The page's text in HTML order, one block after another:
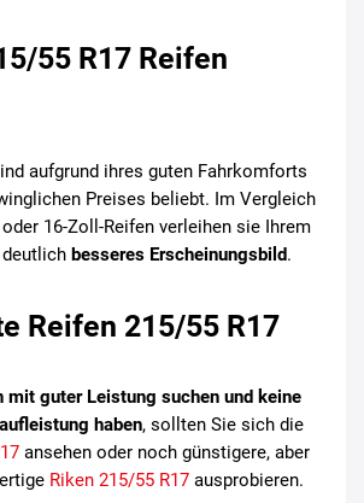
55 R17 Reifen
aufgrund ihres guten Fahrkomforts
Preises beliebt. Im Vergleich
16-Zoll-Reifen verleihen sie Ihrem
besseres Erscheinungsbild.
Reifen 215/55 R17
mit guter Leistung suchen und keine
haben, sollten Sie sich die
ansehen oder noch günstigere, aber
Riken 215/55 R17 ausprobieren.